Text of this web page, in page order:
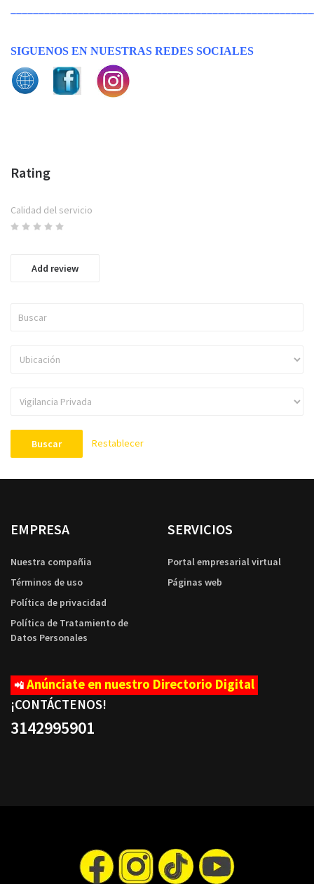
SIGUENOS EN NUESTRAS REDES SOCIALES
Rating
Calidad del servicio
Add review
Buscar Restablecer
EMPRESA
Nuestra compañia
Términos de uso
Política de privacidad
Política de Tratamiento de
Datos Personales
SERVICIOS
Portal empresarial virtual
Páginas web
📲 Anúnciate en nuestro Directorio Digital
¡CONTÁCTENOS!
3142995901